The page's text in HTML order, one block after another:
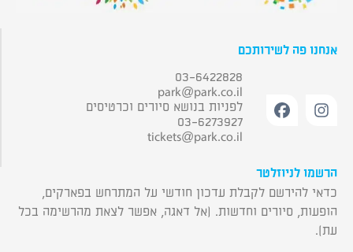
אנחנו פה לשירותכם
03-6422828
park@park.co.il
לפניות בנושא סיורים וכרטיסים
03-6273927
tickets@park.co.il
הרשמו לניוזלטר
כדאי להירשם לקבלת עדכון חודשי על המתרחש בפארקים,
הופעות, סיורים וחדשות. (אל דאגה, אפשר לצאת מהרשימה בכל
עת).